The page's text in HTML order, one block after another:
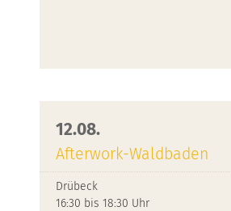
12.08.
Afterwork-Waldbaden
Drübeck
16:30 bis 18:30 Uhr